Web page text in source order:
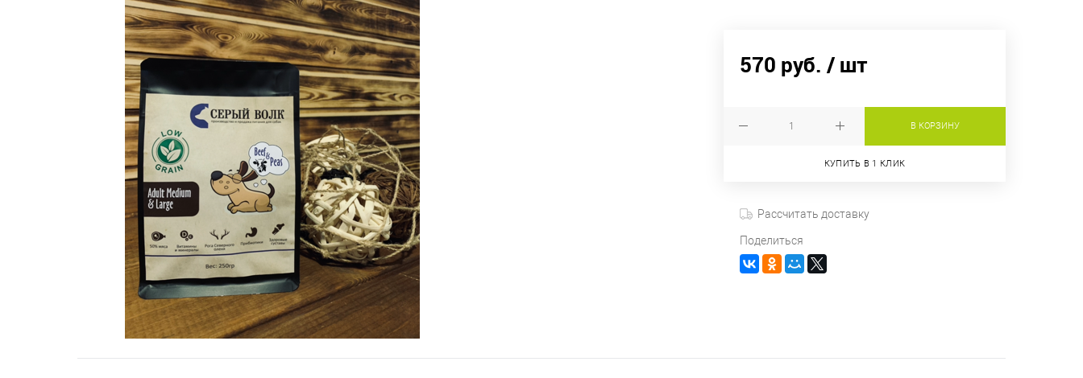
570 руб. / шт
В КОРЗИНУ
КУПИТЬ В 1 КЛИК
Рассчитать доставку
Поделиться